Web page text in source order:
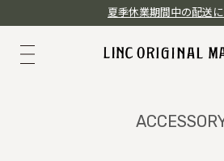
夏季休業期間中の配送